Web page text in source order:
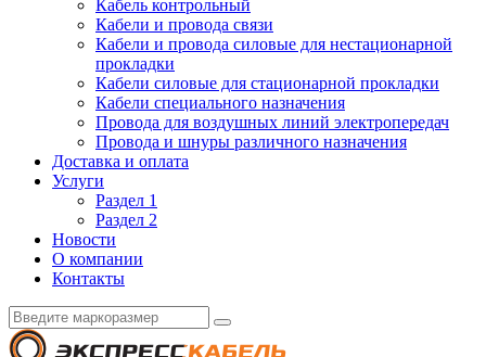
Кабель контрольный
Кабели и провода связи
Кабели и провода силовые для нестационарной
прокладки
Кабели силовые для стационарной прокладки
Кабели специального назначения
Провода для воздушных линий электропередач
Провода и шнуры различного назначения
Доставка и оплата
Услуги
Раздел 1
Раздел 2
Новости
О компании
Контакты